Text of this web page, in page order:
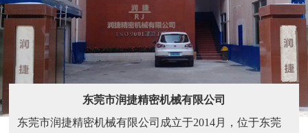
东莞市润捷精密机械有限公司
东莞市润捷精密机械有限公司成立于2014月，位于东莞